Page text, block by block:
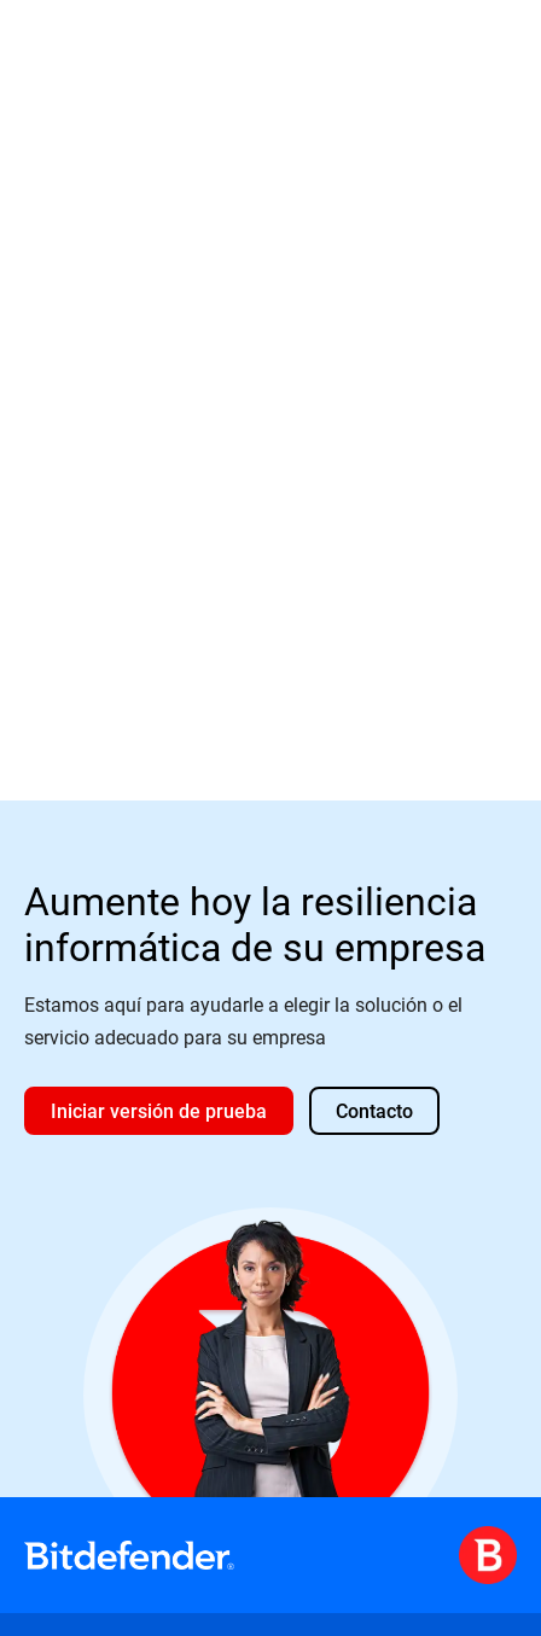
Aumente hoy la resiliencia
informática de su empresa
Estamos aquí para ayudarle a elegir la solución o el
servicio adecuado para su empresa
Iniciar versión de prueba Contacto